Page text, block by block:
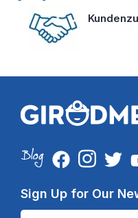
Sign Up for Our